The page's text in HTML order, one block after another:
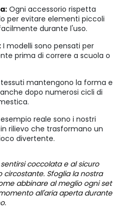
Ogni accessorio rispetta
per evitare elementi piccoli
durante l'uso.
I modelli sono pensati per
prima di correre a scuola o
mantengono la forma e
dopo numerosi cicli di
reale sono i nostri
rilievo che trasformano un
divertente.
coccolata e al sicuro
Sfoglia la nostra
abbinare al meglio ogni set
all'aria aperta durante